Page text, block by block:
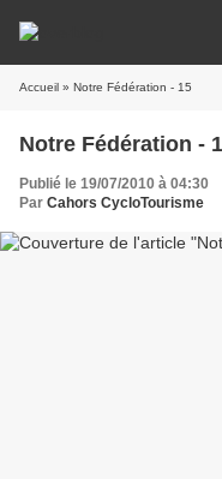
Accueil » Notre Fédération - 15
Notre Fédération -
Publié le 19/07/2010 à 04:30
Par Cahors CycloTourisme